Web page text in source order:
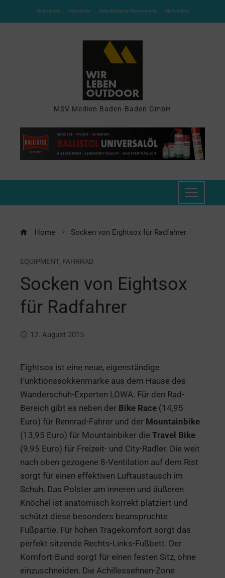
Mediadaten Newsletter Zeitschriften & Abonnements Heftarchive
MSV Medien Baden-Baden GmbH
Home Socken von Eightsox für Radfahrer
EQUIPMENT, FAHRRAD
Socken von Eightsox
für Radfahrer
12. August 2015
Eightsox ist eine neue, eigenständige
Funktionssokkenmarke aus dem Hause des
Wanderschuh-Experten LOWA. Für den Rad-
Bereich gibt es neben der Bike Race (14,95
Euro) für Rennrad-Fahrer und der Mountainbike
(13,95 Euro) für Mountainbiker die Travel Bike
(9,95 Euro) für Freizeit- und City-Radler. Die weit
nach oben gezogene 8-Ventilation auf dem Rist
sorgt für einen effektiven Luftaustausch im
Schuh. Das Polster am inneren und äußeren
Knöchel ist anatomisch korrekt platziert und
schützt diese besonders beanspruchte
Fußpartie. Für hohen Tragekomfort sorgt das
perfekt sitzende Rechts-Links-Fußbett. Der
Komfort-Bund sorgt für einen festen Sitz, ohne
einzuschneiden. Die Achillessehnen-Zone